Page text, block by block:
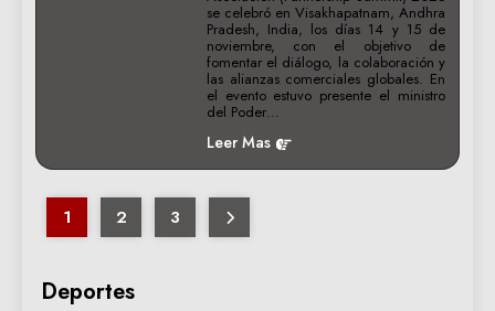
Deportes
se celebró en Visakhapatnam, Andhra
Pradesh, India, los días 14 y 15 de
noviembre, con el objetivo de
fomentar el diálogo, la colaboración y
las alianzas comerciales globales. En
el evento estuvo presente el ministro
del Poder…
Leer Mas
1 2 3